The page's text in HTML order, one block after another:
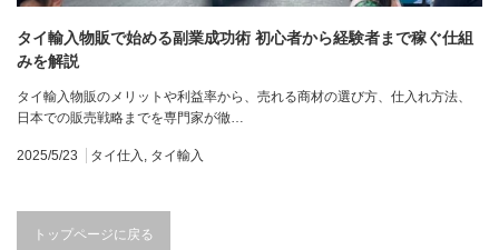
タイ輸入物販で始める副業成功術 初心者から経験者まで稼ぐ仕組
みを解説
タイ輸入物販のメリットや利益率から、売れる商材の選び方、仕入れ方法、
日本での販売戦略までを専門家が徹…
2025/5/23 タイ仕入 タイ輸入
トップページに戻る